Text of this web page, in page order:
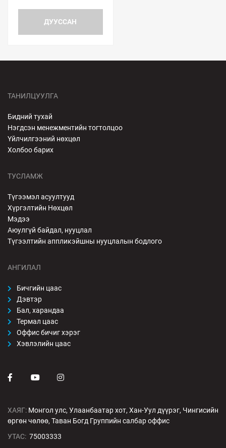
ДУУССАН
ТАНИЛЦУУЛГА
Бидний тухай
Нэгдсэн менежментийн тогтолцоо
Үйлчилгээний нөхцөл
Холбоо барих
ТУСЛАМЖ
Түгээмэл асуултууд
Хүргэлтийн Нөхцөл
Мэдээ
Аюулгүй байдал, нууцлал
Түгээлтийн аппликэйшны нууцлалын бодлого
АНГИЛАЛ
Бичгийн цаас
Дэвтэр
Бал, харандаа
Термал цаас
Оффис бичиг хэрэг
Хэвлэлийн цаас
ХАЯГ: Монгол улс, Улаанбаатар хот, Хан-Уул дүүрэг, Чингисийн
өргөн чөлөө, Таван Богд Группийн салбар оффис
УТАС: 75003333